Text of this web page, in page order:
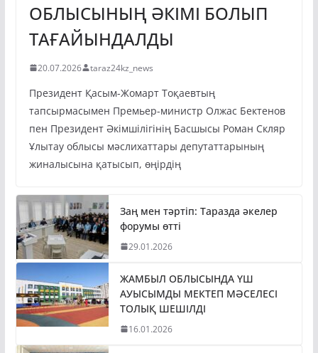
ОБЛЫСЫНЫҢ ӘКІМІ БОЛЫП
ТАҒАЙЫНДАЛДЫ
20.07.2026 taraz24kz_news
Президент Қасым-Жомарт Тоқаевтың
тапсырмасымен Премьер-министр Олжас Бектенов
пен Президент Әкімшілігінің Басшысы Роман Скляр
Ұлытау облысы мәслихаттары депутаттарының
жиналысына қатысып, өңірдің
Заң мен тәртіп: Таразда әкелер
форумы өтті
29.01.2026
ЖАМБЫЛ ОБЛЫСЫНДА ҮШ
АУЫСЫМДЫ МЕКТЕП МӘСЕЛЕСІ
ТОЛЫҚ ШЕШІЛДІ
16.01.2026